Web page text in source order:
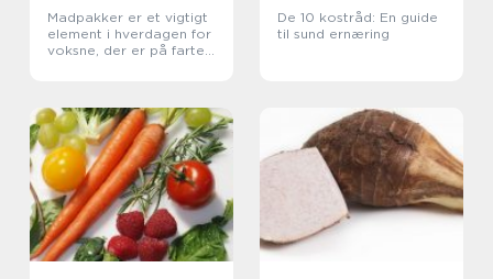
Madpakker er et vigtigt
element i hverdagen for
voksne, der er på farten
De 10 kostråd: En guide
til sund ernæring